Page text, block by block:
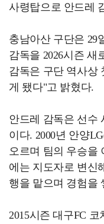
사령탑으로 안드레
충남아산 구단은 29
감독을 2026시즌 새
감독은 구단 역사상
게 됐다"고 밝혔다.
안드레 감독은 선수
이다. 2000년 안양
오르며 팀의 우승을
에는 지도자로 변신
행을 맡으며 경험을
2015시즌 대구FC